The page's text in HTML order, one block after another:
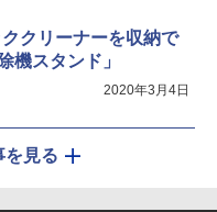
クリーナーを収納で
機スタンド」
2020年3月4日
を見る